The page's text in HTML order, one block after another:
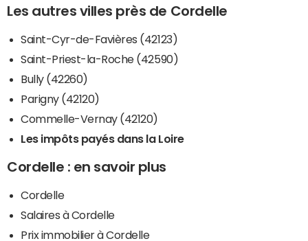
Les autres villes près de Cordelle
Saint-Cyr-de-Favières (42123)
Saint-Priest-la-Roche (42590)
Bully (42260)
Parigny (42120)
Commelle-Vernay (42120)
Les impôts payés dans la Loire
Cordelle : en savoir plus
Cordelle
Salaires à Cordelle
Prix immobilier à Cordelle